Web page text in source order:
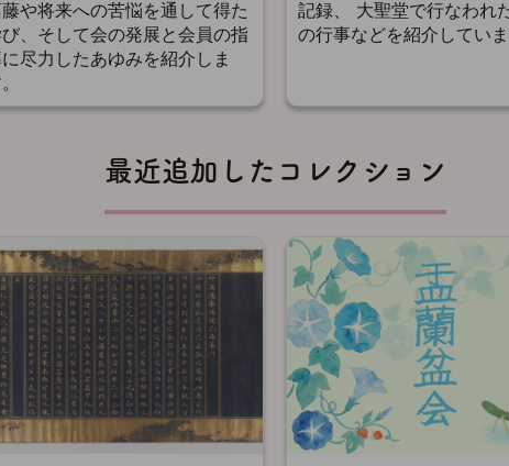
や将来への苦悩を通して得た
、そして会の発展と会員の指
尽力したあゆみを紹介しま
記録、 大聖堂で行なわれ
の行事などを紹介していま
最近追加したコレクション